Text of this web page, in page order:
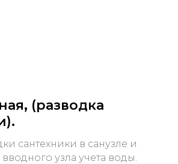
(разводка
сантехники в санузле и
узла учета воды.